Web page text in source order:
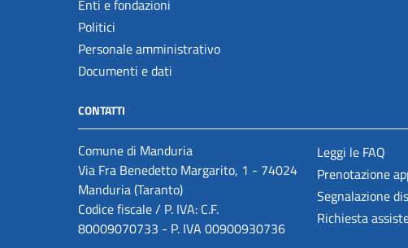
Enti e fondazioni
Politici
Personale amministrativo
Documenti e dati
CONTATTI
Comune di Manduria
Via Fra Benedetto Margarito, 1 - 74024
Manduria (Taranto)
Codice fiscale / P. IVA: C.F.
80009070733 - P. IVA 00900930736
Leggi le FAQ
Prenotazione
Segnalazione
Richiesta